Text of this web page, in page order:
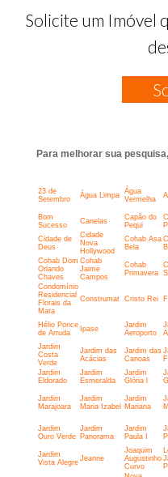
Solicite um Imóvel
Para melhorar sua
23 de
Setembro
Água Limpa
Água
Vermelha
Bom
Sucesso
Canelas
Capão do
Pequi
Cidade de
Deus
Cidade
Nova
Hollywood
Cohab Asa
Bela
Cohab Dom
Orlando
Chaves
Cohab
Jaime
Campos
Cohab
Primavera
Condomínio
Residencial
Florais da
Mata
Construmat Cristo Rei
Hélio Ponce
de Arruda
Ipase
Jardim
Aeroporto
Jardim
Costa
Verde
Jardim das
Acácias
Jardim das
Canoas
Jardim
Eldorado
Jardim
Esmeralda
Jardim
Glória l
Jardim
Marajoara
Jardim
Maria Izabel
Jardim
Mariana
Jardim
Ouro Verde
Jardim
Panorama
Jardim
Paula I
Jardim
Vista Alegre Jeanne
Joaquim
Augustinho
Curvo